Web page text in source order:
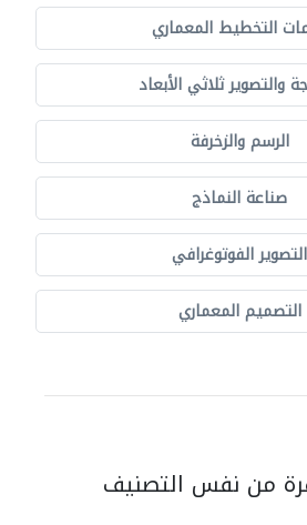
التخطيط المعماري
والتصوير ثلاثي الأبعاد
الرسم والزخرفة
صناعة النماذج
التصوير الفوتوغرافي
التصميم المعماري
من نفس التصنيف